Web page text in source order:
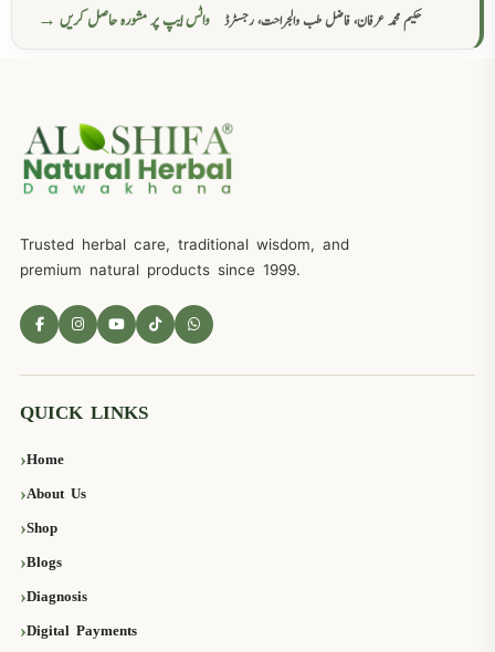
حکیم محمد عرفان، فاضل طب والجراحت، رجسٹرڈ
واٹس ایپ پر مشورہ حاصل کریں →
Trusted herbal care, traditional wisdom, and
premium natural products since 1999.
QUICK LINKS
Home
About Us
Shop
Blogs
Diagnosis
Digital Payments